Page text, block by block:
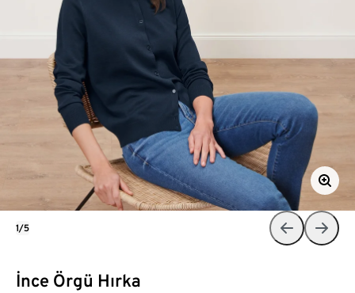
İnce Örgü Hırka
1/5